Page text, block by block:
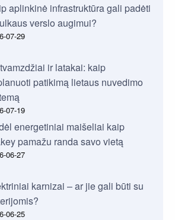
aplinkinė infrastruktūra gali padėti
verslo augimui?
07-29
ir latakai: kaip
patikimą lietaus nuvedimo
07-19
energetiniai maišeliai kaip
pamažu randa savo vietą
06-27
karnizai – ar jie gali būti su
06-25